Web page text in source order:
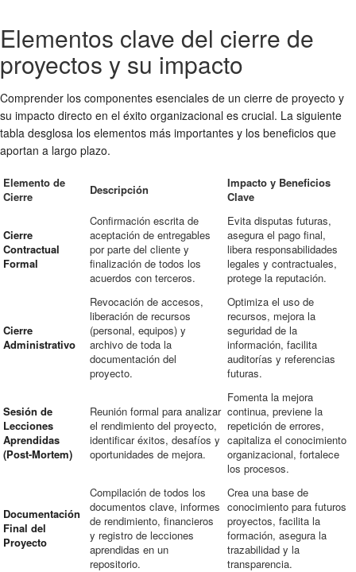
Elementos clave del cierre de
proyectos y su impacto
Comprender los componentes esenciales de un cierre de proyecto y
su impacto directo en el éxito organizacional es crucial. La siguiente
tabla desglosa los elementos más importantes y los beneficios que
aportan a largo plazo.
Elemento de
Cierre
Descripción
Impacto y Beneficios
Clave
Cierre
Contractual
Formal
Confirmación escrita de
aceptación de entregables
por parte del cliente y
finalización de todos los
acuerdos con terceros.
Evita disputas futuras,
asegura el pago final,
libera responsabilidades
legales y contractuales,
protege la reputación.
Cierre
Administrativo
Revocación de accesos,
liberación de recursos
(personal, equipos) y
archivo de toda la
documentación del
proyecto.
Optimiza el uso de
recursos, mejora la
seguridad de la
información, facilita
auditorías y referencias
futuras.
Sesión de
Lecciones
Aprendidas
(Post-Mortem)
Reunión formal para analizar
el rendimiento del proyecto,
identificar éxitos, desafíos y
oportunidades de mejora.
Fomenta la mejora
continua, previene la
repetición de errores,
capitaliza el conocimiento
organizacional, fortalece
los procesos.
Documentación
Final del
Proyecto
Compilación de todos los
documentos clave, informes
de rendimiento, financieros
y registro de lecciones
aprendidas en un
repositorio.
Crea una base de
conocimiento para futuros
proyectos, facilita la
formación, asegura la
trazabilidad y la
transparencia.